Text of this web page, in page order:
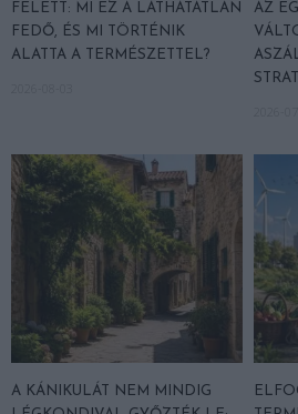
FELETT: MI EZ A LÁTHATATLAN
FEDŐ, ÉS MI TÖRTÉNIK
ALATTA A TERMÉSZETTEL?
AZ
A KÁNIKULÁT NEM MINDIG